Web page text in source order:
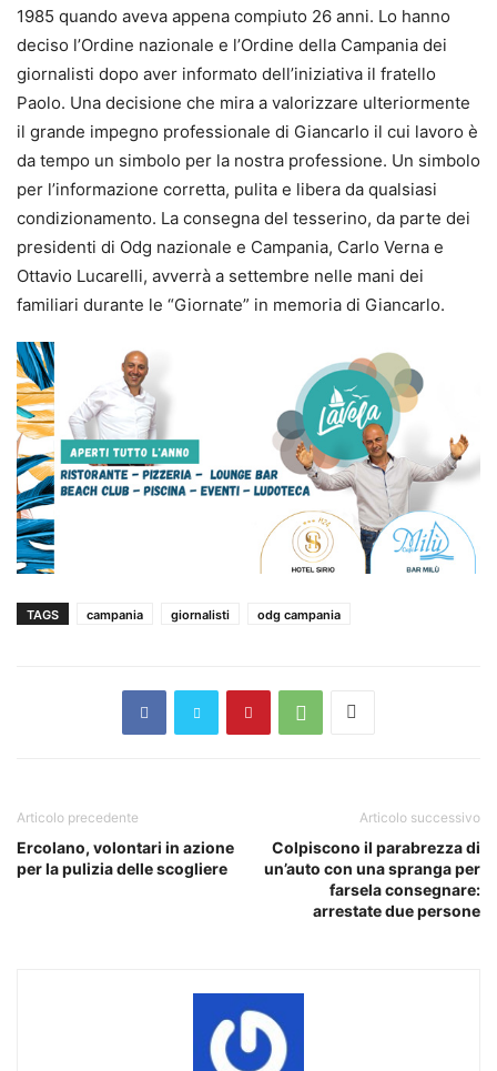
1985 quando aveva appena compiuto 26 anni. Lo hanno
deciso l’Ordine nazionale e l’Ordine della Campania dei
giornalisti dopo aver informato dell’iniziativa il fratello
Paolo. Una decisione che mira a valorizzare ulteriormente
il grande impegno professionale di Giancarlo il cui lavoro è
da tempo un simbolo per la nostra professione. Un simbolo
per l’informazione corretta, pulita e libera da qualsiasi
condizionamento. La consegna del tesserino, da parte dei
presidenti di Odg nazionale e Campania, Carlo Verna e
Ottavio Lucarelli, avverrà a settembre nelle mani dei
familiari durante le “Giornate” in memoria di Giancarlo.
TAGS campania giornalisti odg campania
Articolo precedente
Ercolano, volontari in azione
per la pulizia delle scogliere
Articolo successivo
Colpiscono il parabrezza di
un’auto con una spranga per
farsela consegnare:
arrestate due persone